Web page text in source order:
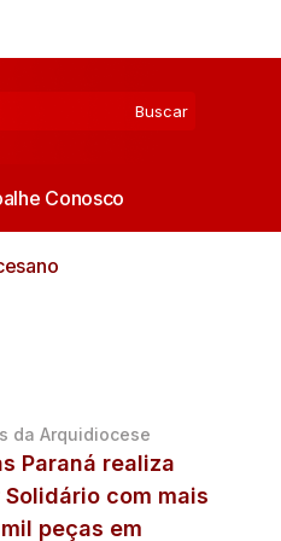
Conosco
da Arquidiocese
Paraná realiza
Solidário com mais
peças em